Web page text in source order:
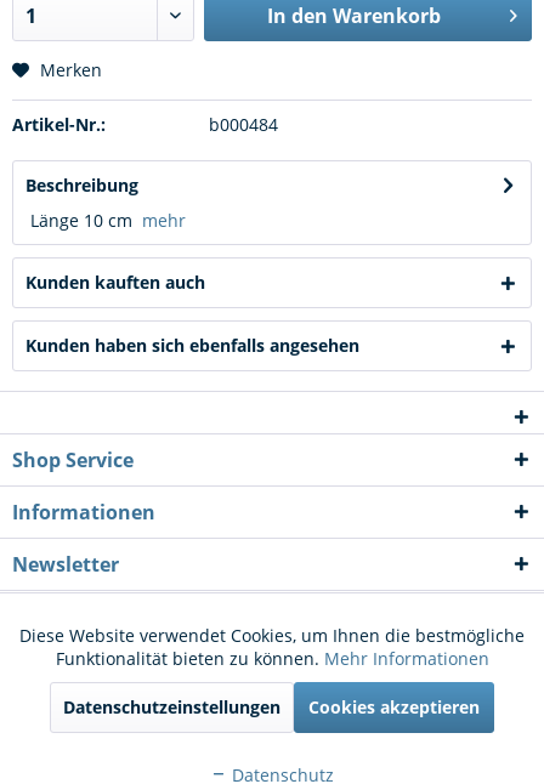
In den Warenkorb
Merken
Artikel-Nr.: b000484
Beschreibung
Länge 10 cm mehr
Kunden kauften auch
Kunden haben sich ebenfalls angesehen
Shop Service
Informationen
Newsletter
* Alle Preise inkl. gesetzl. Mehrwertsteuer zzgl.Versandkostenund ggf.
Nachnahmegebühren, wenn nicht anders beschrieben
Cookie-Einstellungen
Kontakt
Funktionale Aktiv
Marketing Aktiv
Diese Website verwendet Cookies, um Ihnen die bestmögliche
Funktionalität bieten zu können. Mehr Informationen
Datenschutzeinstellungen Cookies akzeptieren
Datenschutz